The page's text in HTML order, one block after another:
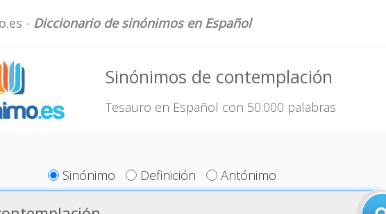
- Diccionario de sinónimos en Español
Sinónimos de contemplación
Tesauro en Español con 50.000 palabras
Sinónimo Definición Antónimo